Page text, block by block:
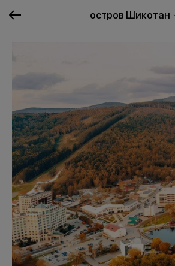
остров Шикотан